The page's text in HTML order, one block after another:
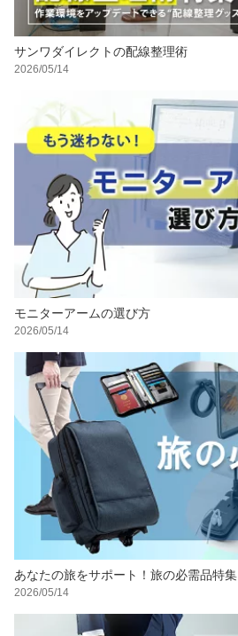
サンワダイレクトの配線整理術
2026/05/14
モニターアームの選び方
2026/05/14
あなたの旅をサポート！旅の必需品特集
2026/05/14